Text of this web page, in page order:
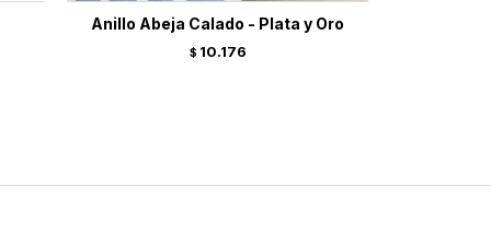
Anillo Abeja Calado - Plata y Oro
$ 10.176